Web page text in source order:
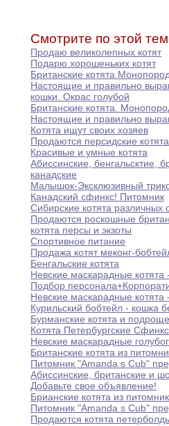
Смотрите по этой
Продаю великолепных котят
Подарю хорошеньких котят
Британские котята.
Настоящие и правильно
кошки. Окрас голубой
Британские котята.
Настоящие и правильно
Котята ищут своих хозяев
Продаются персидские котята
Красивые и умные котята
Абиссинские, бенгальсктие,
канадские
Малышок-Эксклюзивный
Канадский сфинкс! Питомник
Сибирские котята различных
Продаются роскошные
котята персы и экзоты
Спортивное питание
Продажа котят меконг-
Бенгальские котята
Невские маскарадные котята
Подбор
Невские маскарадные котята
Курильский бобтейл - кошка
Бурманские котята и
Котята Петербургские
Невские маскарадные
Британские котята из
Питомник "Amanda s Cub"
Абиссинские, британские и
Добавьте свое объявление!
Брианские котята из
Питомник "Amanda s Cub"
Продаются котята